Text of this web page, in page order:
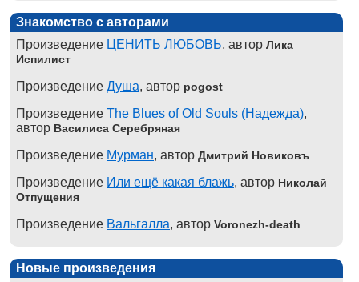
Знакомство с авторами
Произведение ЦЕНИТЬ ЛЮБОВЬ, автор Лика
Испилист
Произведение Душа, автор pogost
Произведение The Blues of Old Souls (Надежда),
автор Василиса Серебряная
Произведение Мурман, автор Дмитрий Новиковъ
Произведение Или ещё какая блажь, автор Николай
Отпущения
Произведение Вальгалла, автор Voronezh-death
Новые произведения